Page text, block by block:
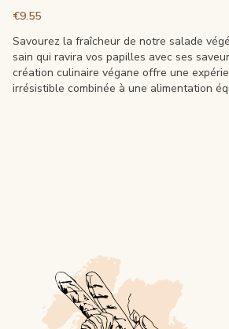
€9.55
Savourez la fraîcheur de notre salade
sain qui ravira vos papilles avec ses
création culinaire végane offre une
irrésistible combinée à une alimentation